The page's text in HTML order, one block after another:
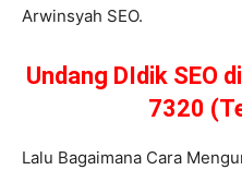
Arwinsyah SEO.
Undang DIdik SEO
7320
Lalu Bagaimana Cara